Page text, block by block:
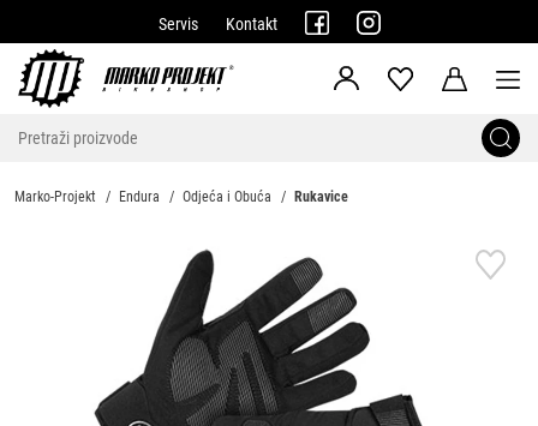
Servis Kontakt
Marko-Projekt Endura Odjeća i Obuća Rukavice